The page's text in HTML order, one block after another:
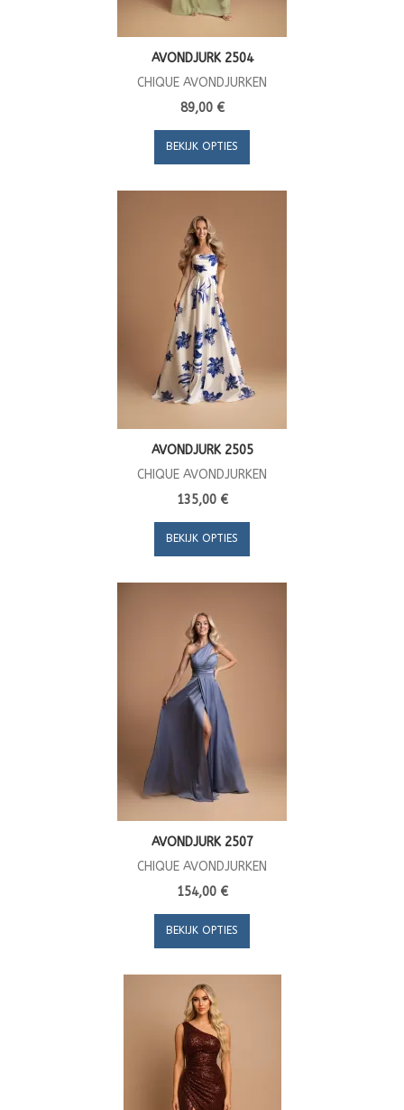
AVONDJURK 2504
CHIQUE AVONDJURKEN
89,00 €
BEKIJK OPTIES
AVONDJURK 2505
CHIQUE AVONDJURKEN
135,00 €
BEKIJK OPTIES
AVONDJURK 2507
CHIQUE AVONDJURKEN
154,00 €
BEKIJK OPTIES